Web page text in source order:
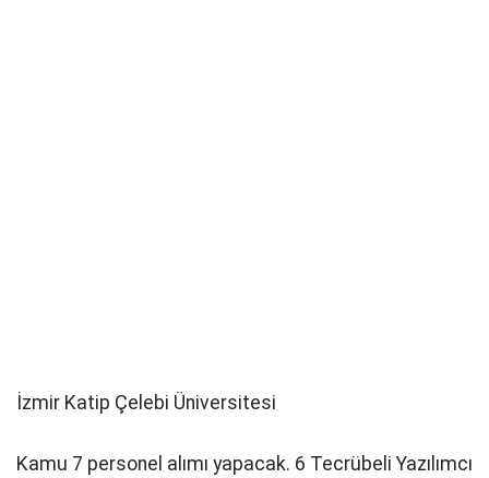
İzmir Katip Çelebi Üniversitesi
Kamu 7 personel alımı yapacak. 6 Tecrübeli Yazılımcı